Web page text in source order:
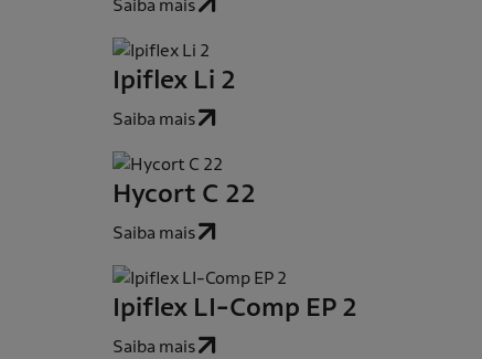
Saiba mais
Ipiflex Li 2
Saiba mais
Hycort C 22
Saiba mais
Ipiflex LI-Comp EP 2
Saiba mais